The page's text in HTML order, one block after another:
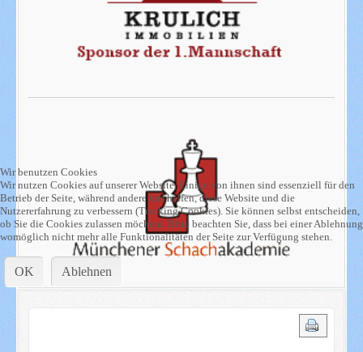
Wir benutzen Cookies
Wir nutzen Cookies auf unserer Website. Einige von ihnen sind essenziell für den
Betrieb der Seite, während andere uns helfen, diese Website und die
Nutzererfahrung zu verbessern (Tracking Cookies). Sie können selbst entscheiden,
ob Sie die Cookies zulassen möchten. Bitte beachten Sie, dass bei einer Ablehnung
womöglich nicht mehr alle Funktionalitäten der Seite zur Verfügung stehen.
OK Ablehnen